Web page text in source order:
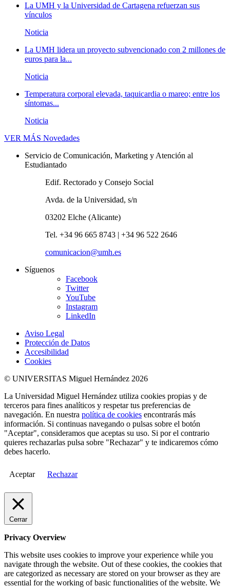
La UMH y la Universidad de Cartagena refuerzan sus
vínculos
Noticia
La UMH lidera un proyecto subvencionado con 2 millones de
euros para la...
Noticia
Temperatura corporal elevada, taquicardia o mareo; entre los
síntomas...
Noticia
VER MÁS Novedades
Servicio de Comunicación, Marketing y Atención al
Estudiantado
Edif. Rectorado y Consejo Social
Avda. de la Universidad, s/n
03202 Elche (Alicante)
Tel. +34 96 665 8743 | +34 96 522 2646
comunicacion@umh.es
Síguenos
Facebook
Twitter
YouTube
Instagram
LinkedIn
Aviso Legal
Protección de Datos
Accesibilidad
Cookies
© UNIVERSITAS Miguel Hernández 2026
La Universidad Miguel Hernández utiliza cookies propias y de
terceros para fines analíticos y respetar tus preferencias de
navegación. En nuestra política de cookies encontrarás más
información. Si continuas navegando o pulsas sobre el botón
"Aceptar", consideramos que aceptas su uso. Si por el contrario
quieres rechazarlas pulsa sobre "Rechazar" y te indicaremos cómo
debes hacerlo.
Aceptar Rechazar
Cerrar
Privacy Overview
This website uses cookies to improve your experience while you
navigate through the website. Out of these cookies, the cookies that
are categorized as necessary are stored on your browser as they are
essential for the working of basic functionalities of the website. We